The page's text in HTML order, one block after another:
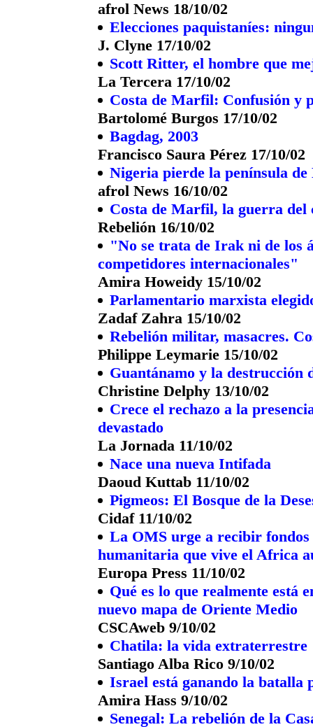
afrol News 18/10/02
Elecciones paquistaníes:
J. Clyne 17/10/02
Scott Ritter, el hombre que
La Tercera 17/10/02
Costa de Marfil: Confusión y
Bartolomé Burgos 17/10/02
Bagdag, 2003
Francisco Saura Pérez 17/10/02
Nigeria pierde la península de
afrol News 16/10/02
Costa de Marfil, la guerra del
Rebelión 16/10/02
"No se trata de Irak ni de los
competidores internacionales"
Amira Howeidy 15/10/02
Parlamentario marxista
Zadaf Zahra 15/10/02
Rebelión militar, masacres.
Philippe Leymarie 15/10/02
Guantánamo y la destrucción
Christine Delphy 13/10/02
Crece el rechazo a la
devastado
La Jornada 11/10/02
Nace una nueva Intifada
Daoud Kuttab 11/10/02
Pigmeos: El Bosque de la
Cidaf 11/10/02
La OMS urge a recibir
humanitaria que vive el Africa
Europa Press 11/10/02
Qué es lo que realmente está
nuevo mapa de Oriente Medio
CSCAweb 9/10/02
Chatila: la vida extraterrestre
Santiago Alba Rico 9/10/02
Israel está ganando la batalla
Amira Hass 9/10/02
Senegal: La rebelión de la